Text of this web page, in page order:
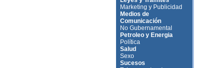
Marketing y Publicidad
Medios de
Comunicación
No Gubernamental
Petroleo y Energia
Política
Salud
Sexo
Sucesos